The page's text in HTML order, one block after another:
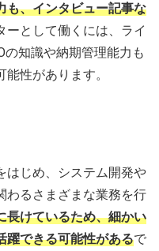
も、インタビュー記事な
ーとして働くには、ライ
の知識や納期管理能力も
性があります。
はじめ、システム開発や
わるさまざまな業務を行
長けているため、細かい
躍できる可能性があるで